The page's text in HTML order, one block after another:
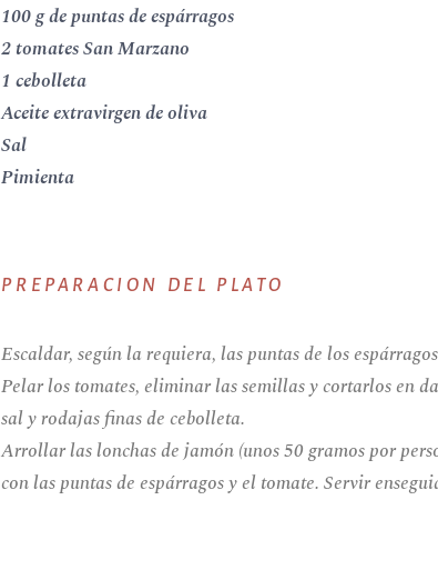
100 g de puntas de espárragos
2 tomates San Marzano
1 cebolleta
Aceite extravirgen de oliva
Sal
Pimienta
PREPARACION DEL PLATO
Escaldar, según la requiera, las puntas de los
Pelar los tomates, eliminar las semillas y cortarlos en
sal y rodajas finas de cebolleta.
Arrollar las lonchas de jamón (unos 50 gramos por
con las puntas de espárragos y el tomate. Servir